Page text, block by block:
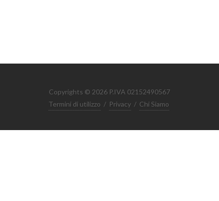
Copyrights © 2026 P.IVA 02152490567
Termini di utilizzo / Privacy / Chi Siamo